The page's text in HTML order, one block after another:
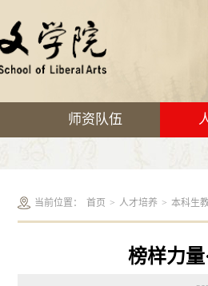
师资队伍
当前位置： 首页 > 人才培养 > 本科生
榜样力